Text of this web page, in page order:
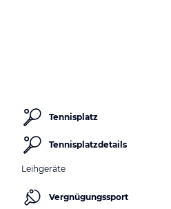
Tennisplatz
Tennisplatzdetails
Leihgeräte
Vergnügungssport